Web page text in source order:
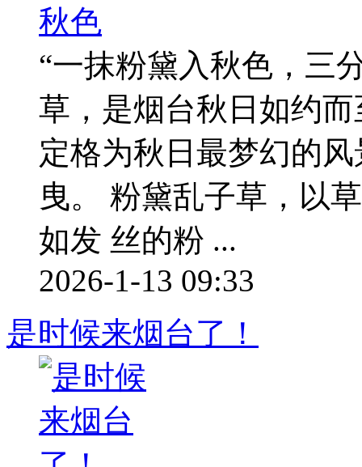
“一抹粉黛入秋色，三
草，是烟台秋日如约
定格为秋日最梦幻的
曳。 粉黛乱子草，以
如发 丝的粉 ...
2026-1-13 09:33
是时候来烟台了！